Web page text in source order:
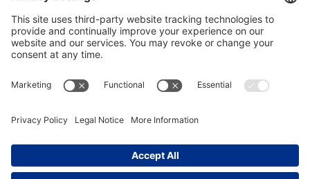
Crofton Moore
Montréal (Québec) H2S 3L5
Télécopieur : 514 845-4511